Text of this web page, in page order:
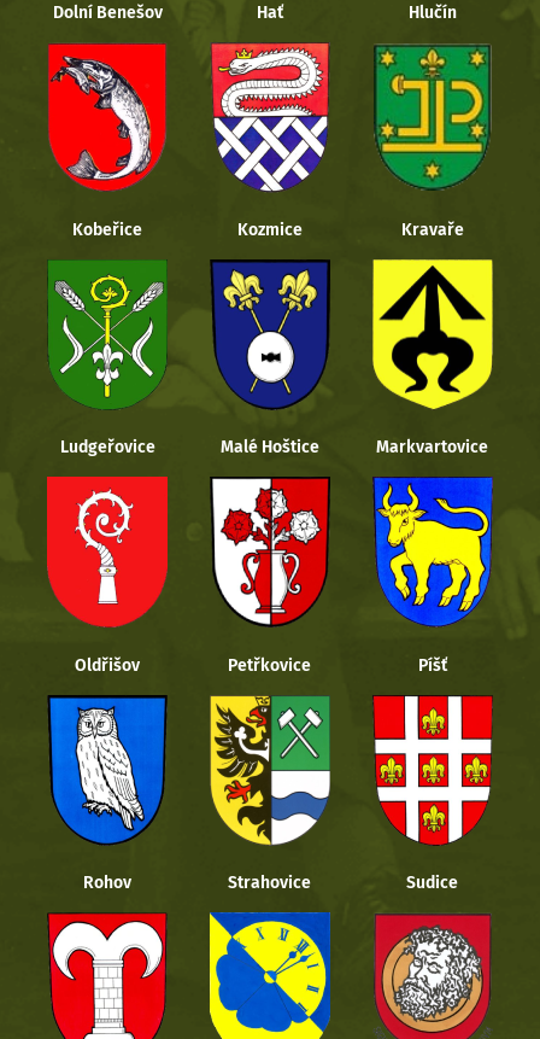
Dolní Benešov Hať Hlučín
Kobeřice Kozmice Kravaře
Ludgeřovice Malé Hoštice Markvartovice
Oldřišov Petřkovice Píšť
Rohov Strahovice Sudice